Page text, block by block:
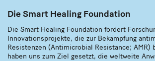
Die Smart Healing Foundation
Die Smart Healing Foundation fördert
Innovationsprojekte, die zur Bekämpfung
Resistenzen (Antimicrobial Resistance; AMR)
haben uns zum Ziel gesetzt, die weltweite